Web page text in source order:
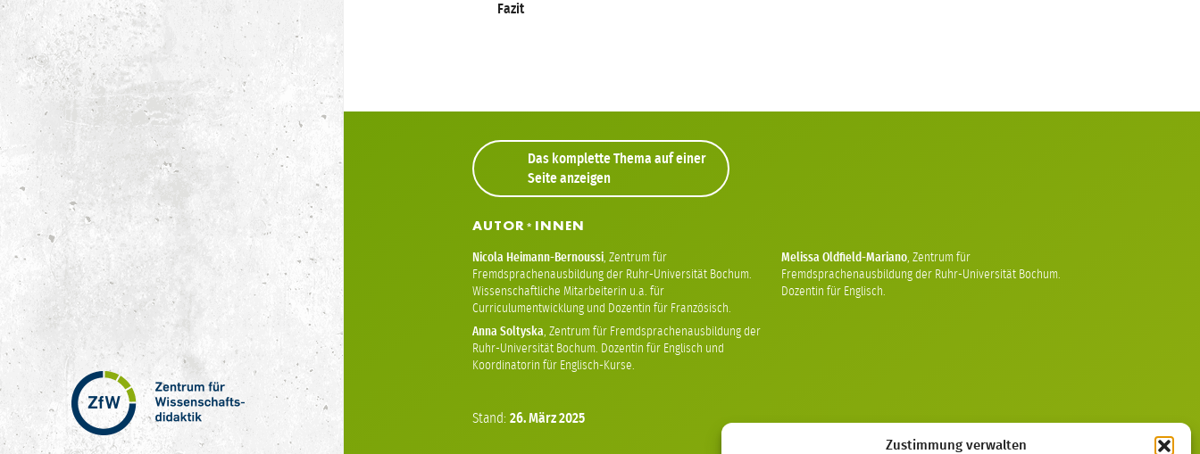
Zustimmung verwalten
Fazit
Das komplette Thema auf einer
Seite anzeigen
AUTOR* INNEN
Nicola Heimann-Bernoussi, Zentrum für
Fremdsprachenausbildung der Ruhr-Universität Bochum.
Wissenschaftliche Mitarbeiterin u.a. für
Curriculumentwicklung und Dozentin für Französisch.
Melissa Oldfield-Mariano, Zentrum für
Fremdsprachenausbildung der Ruhr-Universität Bochum.
Dozentin für Englisch.
Anna Soltyska, Zentrum für Fremdsprachenausbildung der
Ruhr-Universität Bochum. Dozentin für Englisch und
Koordinatorin für Englisch-Kurse.
Stand: 26.März2025
Zentrum
für
Wissenschaftsdidaktik
–